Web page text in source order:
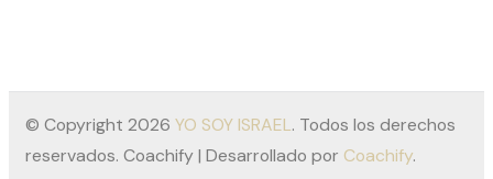
© Copyright 2026 YO SOY ISRAEL. Todos los derechos
reservados. Coachify | Desarrollado por Coachify.